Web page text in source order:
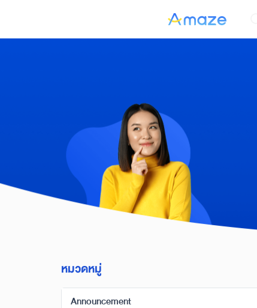
content
หมวดหมู่
Announcement